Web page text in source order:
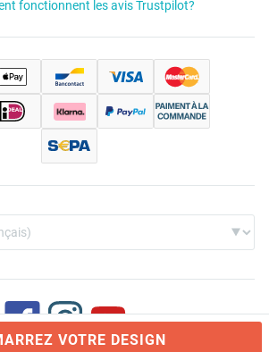
VOTRE DESIGN
fonctionnent les avis Trustpilot?